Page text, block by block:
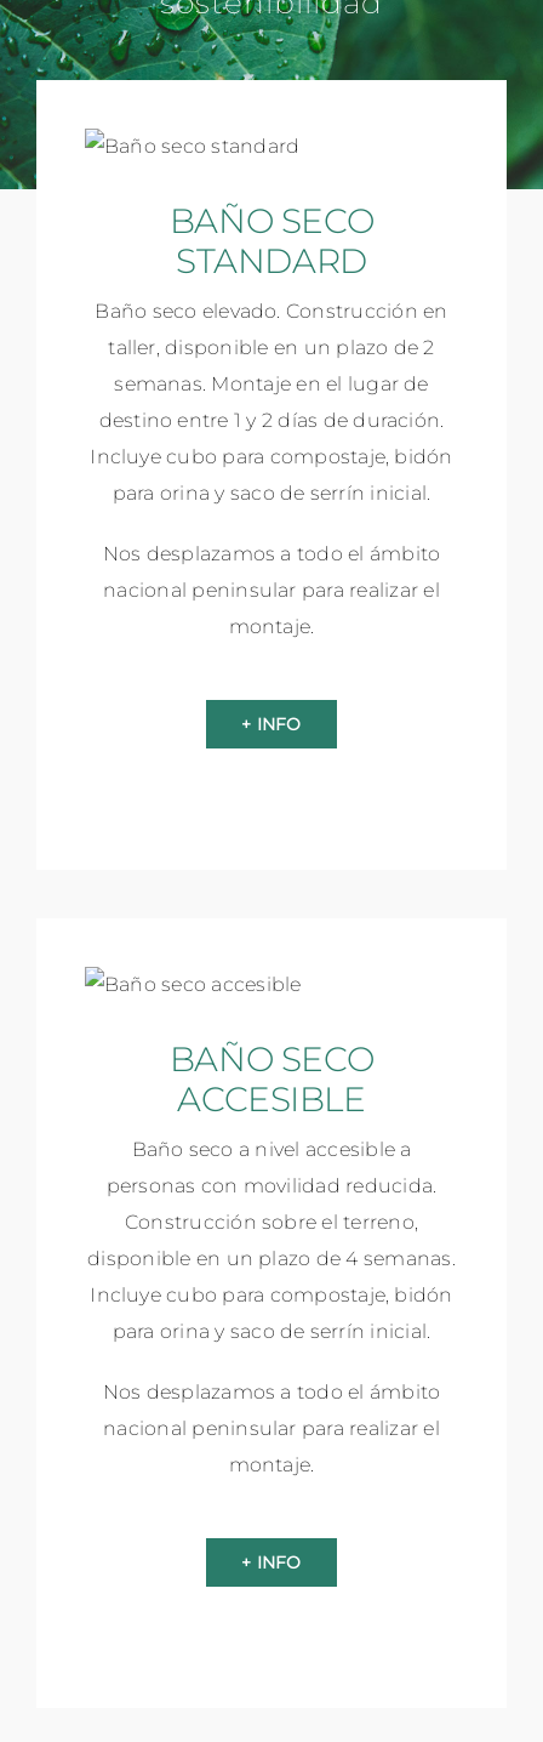
BAÑO SECO
STANDARD
Baño seco elevado. Construcción en
taller, disponible en un plazo de 2
semanas. Montaje en el lugar de
destino entre 1 y 2 días de duración.
Incluye cubo para compostaje, bidón
para orina y saco de serrín inicial.
Nos desplazamos a todo el ámbito
nacional peninsular para realizar el
montaje.
+ INFO
BAÑO SECO
ACCESIBLE
Baño seco a nivel accesible a
personas con movilidad reducida.
Construcción sobre el terreno,
disponible en un plazo de 4 semanas.
Incluye cubo para compostaje, bidón
para orina y saco de serrín inicial.
Nos desplazamos a todo el ámbito
nacional peninsular para realizar el
montaje.
+ INFO